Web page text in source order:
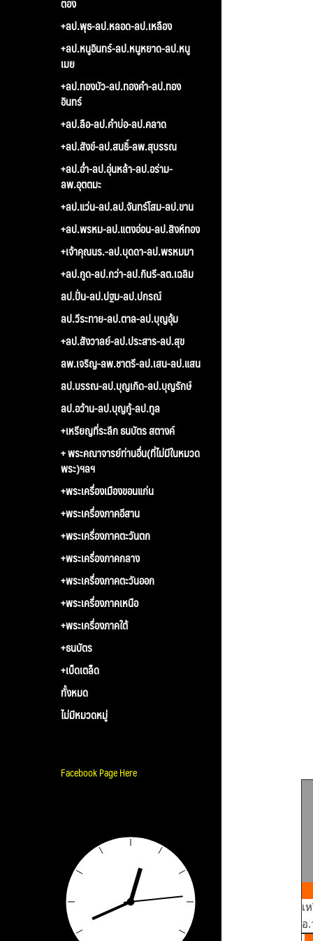
เ
อ
+ลป.พุธ-ลป.หลอด-ลป.เหลือง
+ลป.หนูอินทร์-ลป.หนูหยาด-ลป.หนู
เมย
+ลป.ทองบัว-ลป.ทองคำ-ลป.ทอง
อินทร์
+ลป.ลือ-ลป.คำบ่อ-ลป.คลาด
+ลป.สังข์-ลป.สนธิ์-ลพ.สุบรรณ
+ลป.อ่ำ-ลป.อุ่นหล้า-ลป.อร่าม-
ลพ.อุตตมะ
+ลป.แว่น-ลป.ลป.จันทร์โสม-ลป.ขาน
+ลป.พรหม-ลป.แตงอ่อน-ลป.สิงห์ทอง
+เจ้าคุณนร.-ลป.บุดดา-ลป.พรหมมา
+ลป.กูด-ลป.กว่า-ลป.กินรี-ลต.เฉลิม
ลป.ปั่น-ลป.ปฐม-ลป.ปกรณ์
ลป.วีระทาย-ลป.ตาล-ลป.บุญอุ้ม
+ลป.สังวาลย์-ลป.ประสาร-ลป.สุข
ลพ.เจริญ-ลพ.ชาตรี-ลป.เสน-ลป.แสน
ลป.บรรณ-ลป.บุญเกิด-ลป.บุญรักษ์
ลป.อว้าน-ลป.บุญกู้-ลป.ทูล
+เหรียญที่ระลึก ธนบัตร สตางค์
+ พระคณาจารย์ท่านอื่น(ที่ไม่มีในหมวด
พระ)ฯลฯ
+พระเครื่องเมืองขอนแก่น
+พระเครื่องภาคอีสาน
+พระเครื่องภาคตะวันตก
+พระเครื่องภาคกลาง
+พระเครื่องภาคตะวันออก
+พระเครื่องภาคเหนือ
+พระเครื่องภาคใต้
+ธนบัตร
+เบ็ดเตล็ด
ทั้งหมด
ไม่มีหมวดหมู่
Facebook Page Here